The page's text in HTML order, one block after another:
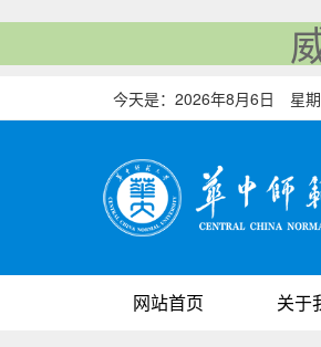
今天是： 2026年8月6日 星
网站首页 关于